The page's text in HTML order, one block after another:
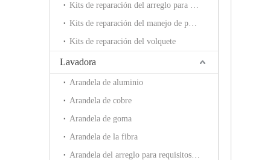
Kits de reparación del arreglo para requisitos particulares
Kits de reparación del manejo de potencia
Kits de reparación del volquete
Lavadora
Arandela de aluminio
Arandela de cobre
Arandela de goma
Arandela de la fibra
Arandela del arreglo para requisitos particulares